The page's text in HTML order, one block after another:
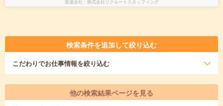
派遣会社 株式会社リクルートスタッフィング
検索条件を追加して絞り込む
こだわりでお仕事情報を絞り込む
他の検索結果ページを見る